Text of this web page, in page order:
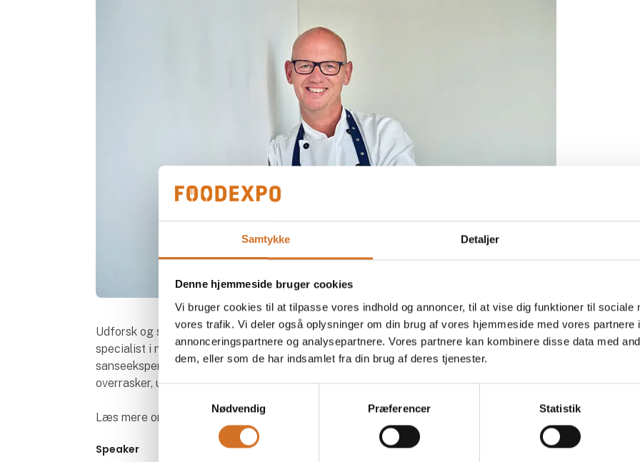
Samtykke Detaljer
Denne hjemmeside bruger cookies
Vi bruger cookies til at tilpasse vores indhold og annoncer, til at vise dig funktioner til sociale
vores trafik. Vi deler også oplysninger om din brug af vores hjemmeside med vores partnere
annonceringspartnere og analysepartnere. Vores partnere kan kombinere disse data med
dem, eller som de har indsamlet fra din brug af deres tjenester.
Nødvendig
Præferencer Statistik
Udforsk og smag ekstraordinære råvarer sammen med madkonsulent Rasmus Bredahl,
specialist i neurogastronomi. Med en unik kombination af adfærdspsykologi,
sanseeksperimenter og kulinarisk nysgerrighed skaber Rasmus smagsoplevelser, der
overrasker, udfordrer og åbner dine sanser på ny.
Læs mere om Sansebarher
Speaker